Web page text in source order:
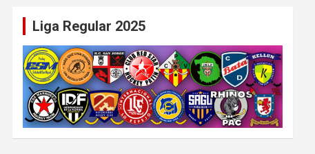
Liga Regular 2025